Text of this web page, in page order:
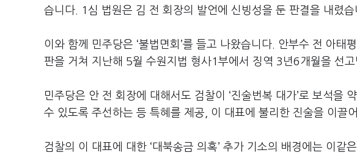
습니다. 1심 법원은 김 전 회장의 발언에 신빙성을 둔 판결을 내렸습
이와 함께 민주당은 ‘불법면회’를 들고 나왔습니다. 안부수 전 아태
판을 거쳐 지난해 5월 수원지법 형사1부에서 징역 3년6개월을 선고
민주당은 안 전 회장에 대해서도 검찰이 ‘진술번복 대가’로 보석을
수 있도록 주선하는 등 특혜를 제공, 이 대표에 불리한 진술을 이끌
검찰의 이 대표에 대한 ‘대북송금 의혹’ 추가 기소의 배경에는 이같